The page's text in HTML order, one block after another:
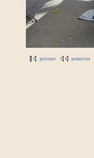
primer anterior